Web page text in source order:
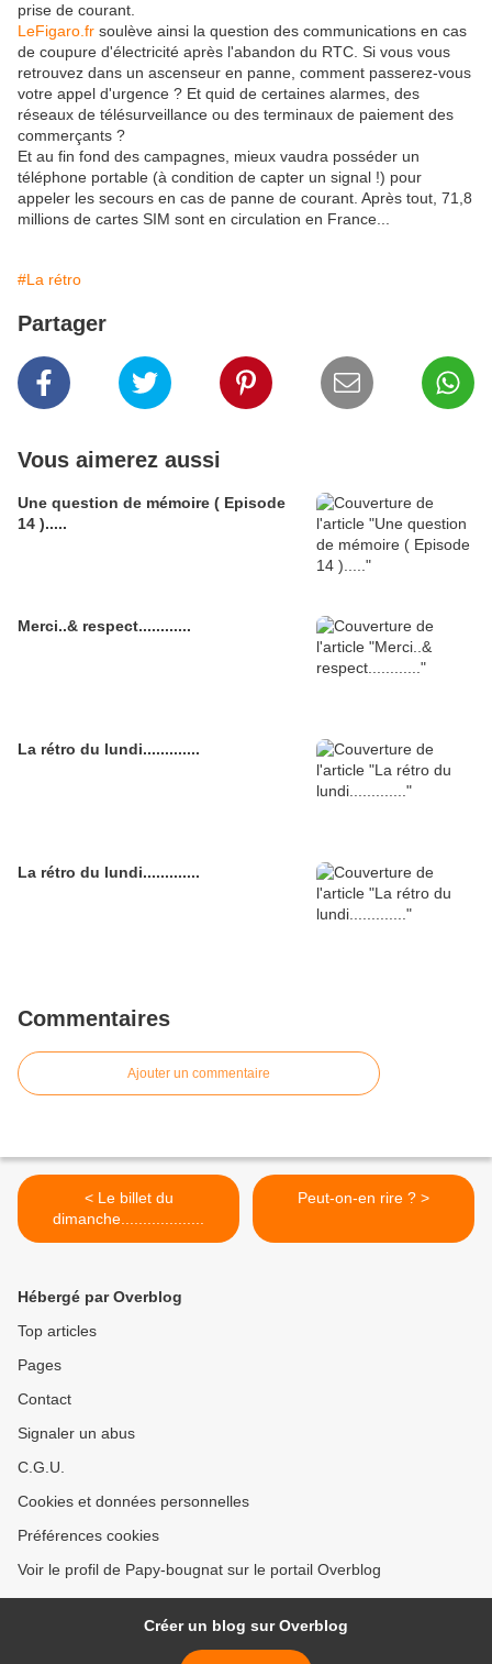
prise de courant.
LeFigaro.fr soulève ainsi la question des communications en cas
de coupure d'électricité après l'abandon du RTC. Si vous vous
retrouvez dans un ascenseur en panne, comment passerez-vous
votre appel d'urgence ? Et quid de certaines alarmes, des
réseaux de télésurveillance ou des terminaux de paiement des
commerçants ?
Et au fin fond des campagnes, mieux vaudra posséder un
téléphone portable (à condition de capter un signal !) pour
appeler les secours en cas de panne de courant. Après tout, 71,8
millions de cartes SIM sont en circulation en France...
#La rétro
Partager
Vous aimerez aussi
Une question de mémoire ( Episode
14 ).....
Merci..& respect............
La rétro du lundi.............
La rétro du lundi.............
Commentaires
Ajouter un commentaire
< Le billet du
dimanche...................
Peut-on-en rire ? >
Hébergé par Overblog
Top articles
Pages
Contact
Signaler un abus
C.G.U.
Cookies et données personnelles
Préférences cookies
Voir le profil de Papy-bougnat sur le portail Overblog
Créer un blog sur Overblog